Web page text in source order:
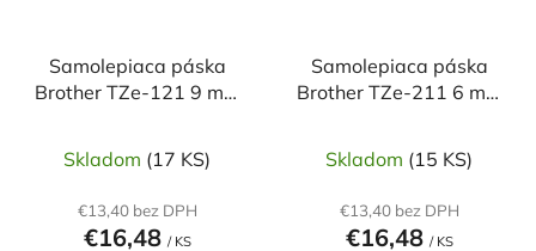
Samolepiaca páska
Brother TZe-121 9 mm
Skladom (17 KS)
€13,40 bez DPH
€16,48 / KS
Samolepiaca páska
Brother TZe-211 6 mm
Skladom (15 KS)
€13,40 bez DPH
€16,48 / KS